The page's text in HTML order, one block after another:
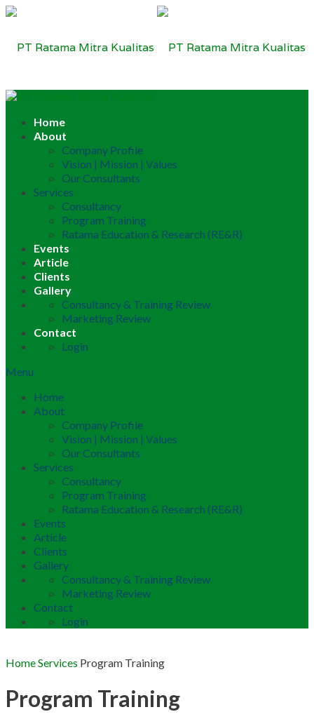
Home
About
Company Profile
Vision | Mission | Values
Our Consultants
Services
Consultancy
Program Training
Ratama Education & Research (RE&R)
Events
Article
Clients
Gallery
Consultancy & Training Review
Marketing Review
Contact
Login
Menu
Home
About
Company Profile
Vision | Mission | Values
Our Consultants
Services
Consultancy
Program Training
Ratama Education & Research (RE&R)
Events
Article
Clients
Gallery
Consultancy & Training Review
Marketing Review
Contact
Login
HomeServices Program Training
Program Training